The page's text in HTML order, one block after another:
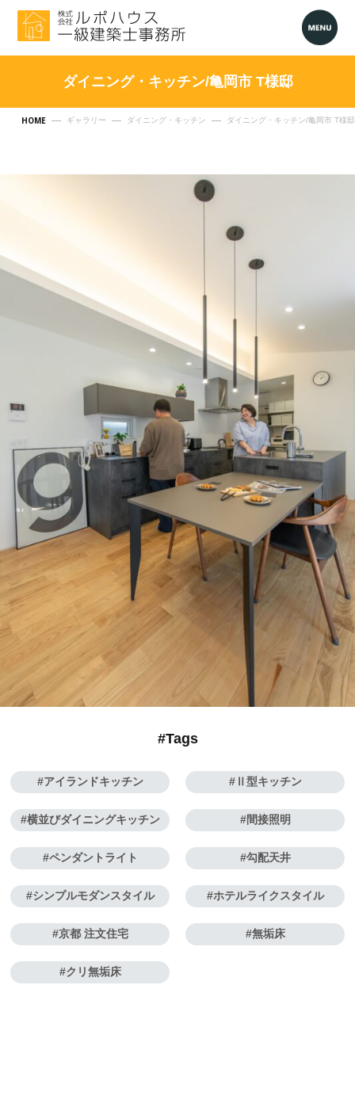
HOME ギャラリー ダイニング・キッチン ダイニング・キッチン/亀岡市 T様邸
ダイニング・キッチン/亀岡市 T様邸
#Tags
アイランドキッチン Ⅱ型キッチン
横並びダイニングキッチン 間接照明
ペンダントライト 勾配天井
シンプルモダンスタイル ホテルライクスタイル
京都 注文住宅 無垢床
クリ無垢床